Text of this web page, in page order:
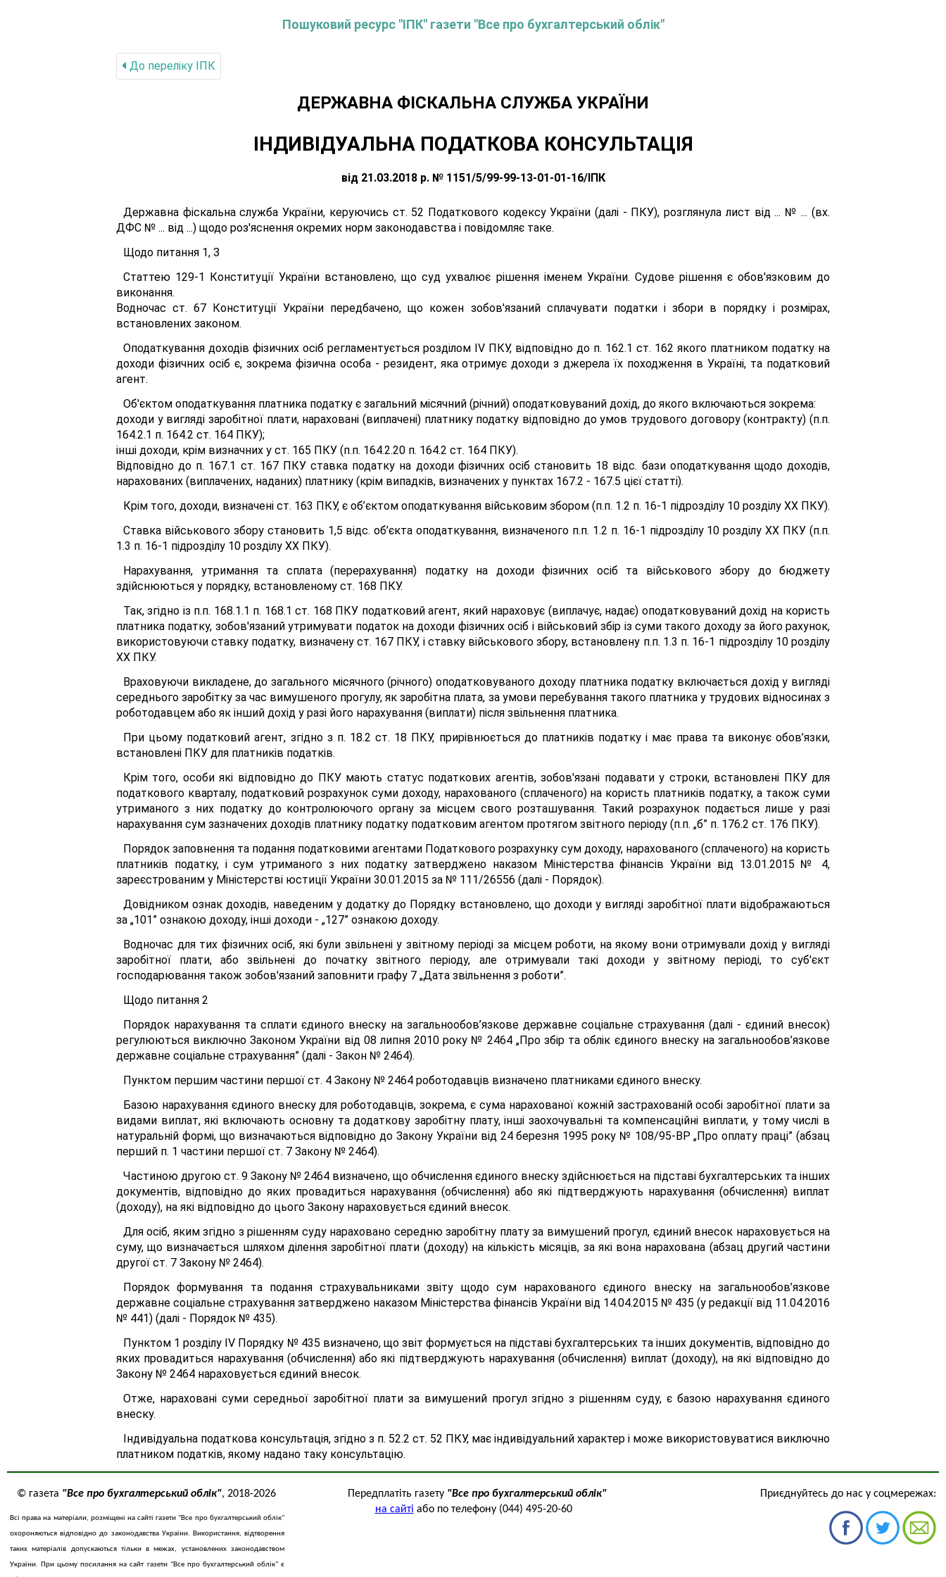
Пошуковий ресурс "ІПК" газети "Все про бухгалтерський облік"
До переліку IПК
ДЕРЖАВНА ФІСКАЛЬНА СЛУЖБА УКРАЇНИ
ІНДИВІДУАЛЬНА ПОДАТКОВА КОНСУЛЬТАЦІЯ
від 21.03.2018 р. № 1151/5/99-99-13-01-01-16/ІПК
Державна фіскальна служба України, керуючись ст. 52 Податкового кодексу України (далі - ПКУ), розглянула лист від ... № ... (вх.
ДФС № ... від ...) щодо роз'яснення окремих норм законодавства і повідомляє таке.
Щодо питання 1, З
Статтею 129-1 Конституції України встановлено, що суд ухвалює рішення іменем України. Судове рішення є обов'язковим до
виконання.
Водночас ст. 67 Конституції України передбачено, що кожен зобов'язаний сплачувати податки і збори в порядку і розмірах,
встановлених законом.
Оподаткування доходів фізичних осіб регламентується розділом IV ПКУ, відповідно до п. 162.1 ст. 162 якого платником податку на
доходи фізичних осіб є, зокрема фізична особа - резидент, яка отримує доходи з джерела їх походження в Україні, та податковий
агент.
Об'єктом оподаткування платника податку є загальний місячний (річний) оподатковуваний дохід, до якого включаються зокрема:
доходи у вигляді заробітної плати, нараховані (виплачені) платнику податку відповідно до умов трудового договору (контракту) (п.п.
164.2.1 п. 164.2 ст. 164 ПКУ);
інші доходи, крім визначних у ст. 165 ПКУ (п.п. 164.2.20 п. 164.2 ст. 164 ПКУ).
Відповідно до п. 167.1 ст. 167 ПКУ ставка податку на доходи фізичних осіб становить 18 відс. бази оподаткування щодо доходів,
нарахованих (виплачених, наданих) платнику (крім випадків, визначених у пунктах 167.2 - 167.5 цієї статті).
Крім того, доходи, визначені ст. 163 ПКУ, є об’єктом оподаткування військовим збором (п.п. 1.2 п. 16-1 підрозділу 10 розділу XX ПКУ).
Ставка військового збору становить 1,5 відс. об’єкта оподаткування, визначеного п.п. 1.2 п. 16-1 підрозділу 10 розділу XX ПКУ (п.п.
1.3 п. 16-1 підрозділу 10 розділу XX ПКУ).
Нарахування, утримання та сплата (перерахування) податку на доходи фізичних осіб та військового збору до бюджету
здійснюються у порядку, встановленому ст. 168 ПКУ.
Так, згідно із п.п. 168.1.1 п. 168.1 ст. 168 ПКУ податковий агент, який нараховує (виплачує, надає) оподатковуваний дохід на користь
платника податку, зобов'язаний утримувати податок на доходи фізичних осіб і військовий збір із суми такого доходу за його рахунок,
використовуючи ставку податку, визначену ст. 167 ПКУ, і ставку військового збору, встановлену п.п. 1.3 п. 16-1 підрозділу 10 розділу
XX ПКУ.
Враховуючи викладене, до загального місячного (річного) оподатковуваного доходу платника податку включається дохід у вигляді
середнього заробітку за час вимушеного прогулу, як заробітна плата, за умови перебування такого платника у трудових відносинах з
роботодавцем або як інший дохід у разі його нарахування (виплати) після звільнення платника.
При цьому податковий агент, згідно з п. 18.2 ст. 18 ПКУ, прирівнюється до платників податку і має права та виконує обов’язки,
встановлені ПКУ для платників податків.
Крім того, особи які відповідно до ПКУ мають статус податкових агентів, зобов'язані подавати у строки, встановлені ПКУ для
податкового кварталу, податковий розрахунок суми доходу, нарахованого (сплаченого) на користь платників податку, а також суми
утриманого з них податку до контролюючого органу за місцем свого розташування. Такий розрахунок подається лише у разі
нарахування сум зазначених доходів платнику податку податковим агентом протягом звітного періоду (п.п. „б” п. 176.2 ст. 176 ПКУ).
Порядок заповнення та подання податковими агентами Податкового розрахунку сум доходу, нарахованого (сплаченого) на користь
платників податку, і сум утриманого з них податку затверджено наказом Міністерства фінансів України від 13.01.2015 № 4,
зареєстрованим у Міністерстві юстиції України 30.01.2015 за № 111/26556 (далі - Порядок).
Довідником ознак доходів, наведеним у додатку до Порядку встановлено, що доходи у вигляді заробітної плати відображаються
за „101” ознакою доходу, інші доходи - „127” ознакою доходу.
Водночас для тих фізичних осіб, які були звільнені у звітному періоді за місцем роботи, на якому вони отримували дохід у вигляді
заробітної плати, або звільнені до початку звітного періоду, але отримували такі доходи у звітному періоді, то суб'єкт
господарювання також зобов'язаний заповнити графу 7 „Дата звільнення з роботи”.
Щодо питання 2
Порядок нарахування та сплати єдиного внеску на загальнообов’язкове державне соціальне страхування (далі - єдиний внесок)
регулюються виключно Законом України від 08 липня 2010 року № 2464 „Про збір та облік єдиного внеску на загальнообов’язкове
державне соціальне страхування” (далі - Закон № 2464).
Пунктом першим частини першої ст. 4 Закону № 2464 роботодавців визначено платниками єдиного внеску.
Базою нарахування єдиного внеску для роботодавців, зокрема, є сума нарахованої кожній застрахованій особі заробітної плати за
видами виплат, які включають основну та додаткову заробітну плату, інші заохочувальні та компенсаційні виплати, у тому числі в
натуральній формі, що визначаються відповідно до Закону України від 24 березня 1995 року № 108/95-ВР „Про оплату праці” (абзац
перший п. 1 частини першої ст. 7 Закону № 2464).
Частиною другою ст. 9 Закону № 2464 визначено, що обчислення єдиного внеску здійснюється на підставі бухгалтерських та інших
документів, відповідно до яких провадиться нарахування (обчислення) або які підтверджують нарахування (обчислення) виплат
(доходу), на які відповідно до цього Закону нараховується єдиний внесок.
Для осіб, яким згідно з рішенням суду нараховано середню заробітну плату за вимушений прогул, єдиний внесок нараховується на
суму, що визначається шляхом ділення заробітної плати (доходу) на кількість місяців, за які вона нарахована (абзац другий частини
другої ст. 7 Закону № 2464).
Порядок формування та подання страхувальниками звіту щодо сум нарахованого єдиного внеску на загальнообов’язкове
державне соціальне страхування затверджено наказом Міністерства фінансів України від 14.04.2015 № 435 (у редакції від 11.04.2016
№ 441) (далі - Порядок № 435).
Пунктом 1 розділу IV Порядку № 435 визначено, що звіт формується на підставі бухгалтерських та інших документів, відповідно до
яких провадиться нарахування (обчислення) або які підтверджують нарахування (обчислення) виплат (доходу), на які відповідно до
Закону № 2464 нараховується єдиний внесок.
Отже, нараховані суми середньої заробітної плати за вимушений прогул згідно з рішенням суду, є базою нарахування єдиного
внеску.
Індивідуальна податкова консультація, згідно з п. 52.2 ст. 52 ПКУ, має індивідуальний характер і може використовуватися виключно
платником податків, якому надано таку консультацію.
© газета "Все про бухгалтерський облік", 2018-2026
Всі права на матеріали, розміщені на сайті газети "Все про бухгалтерський облік"
охороняються відповідно до законодавства України. Використання, відтворення
таких матеріалів допускаються тільки в межах, установлених законодавством
України. При цьому посилання на сайт газети "Все про бухгалтерський облік" є
Передплатіть газету "Все про бухгалтерський облік"
на сайті або по телефону (044) 495-20-60
Приєднуйтесь до нас у соцмережах: